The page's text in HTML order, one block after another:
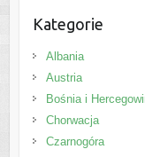
Kategorie
Albania
Austria
Bośnia i
Chorwacja
Czarnogóra